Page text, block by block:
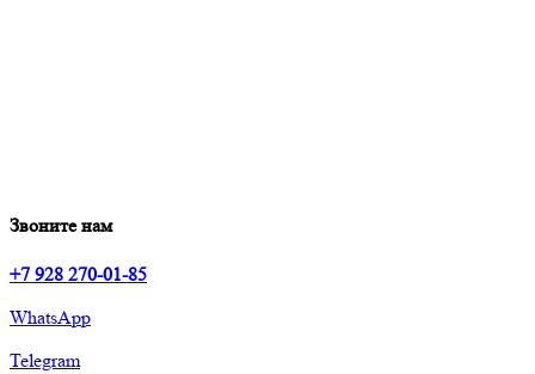
Звоните нам
+7 928 270-01-85
WhatsApp
Telegram